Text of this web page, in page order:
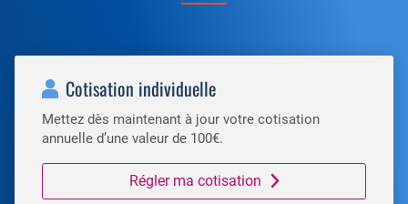
Cotisation individuelle
Mettez dès maintenant à jour votre cotisation
annuelle d’une valeur de 100€.
Régler ma cotisation